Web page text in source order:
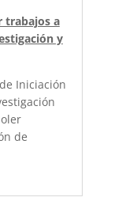
trabajos a
y
Iniciación
de